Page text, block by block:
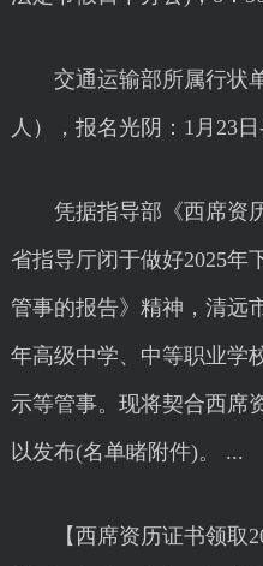
交通运输部所属行状单
人），报名光阴：1月23日
凭据指导部《西席资
省指导厅闭于做好2025年
管事的报告》精神，清远
年高级中学、中等职业学
示等管事。现将契合西席
以发布(名单睹附件)。 ...
【西席资历证书领取